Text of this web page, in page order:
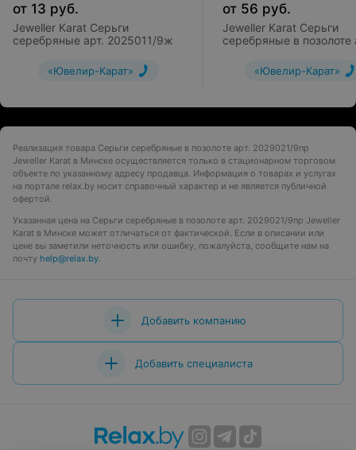
от 13 руб.
Jeweller Karat Серьги
серебряные арт. 2025011/9ж
«Ювелир-Карат»
от 56 руб.
Jeweller Karat Серьги
серебряные в позолоте
«Ювелир-Карат»
Реализация товара Серьги серебряные в позолоте арт. 2029021/9пр
Jeweller Karat в Минске осуществляется только в стационарном торговом
объекте по указанному адресу продавца. Информация о товарах и услугах
на портале relax.by носит справочный характер и не является публичной
офертой.
Указанная цена на Серьги серебряные в позолоте арт. 2029021/9пр Jeweller
Karat в Минске может отличаться от фактической. Если в описании или
цене вы заметили неточность или ошибку, пожалуйста, сообщите нам на
почту help@relax.by.
Добавить компанию
Добавить специалиста